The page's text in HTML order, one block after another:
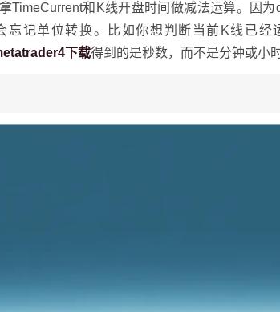
TimeCurrent和K线开盘时间做减法运算。因
忘记单位转换。比如你想判断当前K线已经
下载得到的是秒数，而不是分钟或小时